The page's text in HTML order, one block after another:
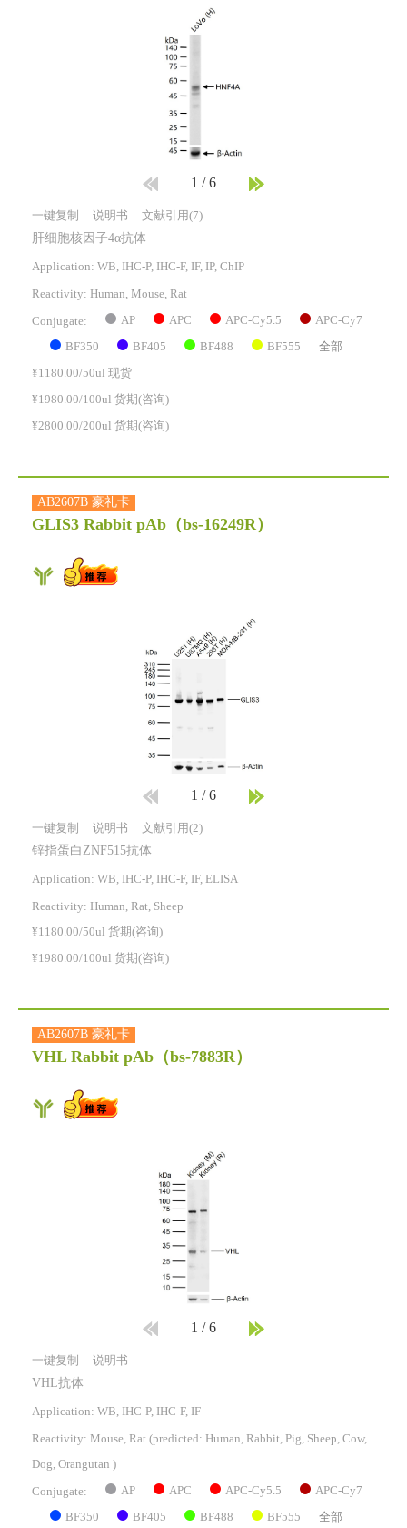
1 /6
一键复制 说明书 文献引用(7)
肝细胞核因子4α抗体
Application: WB, IHC-P, IHC-F, IF, IP, ChIP
Reactivity: Human, Mouse, Rat
Conjugate: AP APC APC-Cy5.5 APC-Cy7
BF350 BF405 BF488 BF555 全部
¥1180.00/50ul 现货
¥1980.00/100ul 货期(咨询)
¥2800.00/200ul 货期(咨询)
AB2607B 豪礼卡
GLIS3 Rabbit pAb （bs-16249R）
1 /6
一键复制 说明书 文献引用(2)
锌指蛋白ZNF515抗体
Application: WB, IHC-P, IHC-F, IF, ELISA
Reactivity: Human, Rat, Sheep
¥1180.00/50ul 货期(咨询)
¥1980.00/100ul 货期(咨询)
AB2607B 豪礼卡
VHL Rabbit pAb （bs-7883R）
1 /6
一键复制 说明书
VHL抗体
Application: WB, IHC-P, IHC-F, IF
Reactivity: Mouse, Rat (predicted: Human, Rabbit, Pig, Sheep, Cow,
Dog, Orangutan )
Conjugate: AP APC APC-Cy5.5 APC-Cy7
BF350 BF405 BF488 BF555 全部